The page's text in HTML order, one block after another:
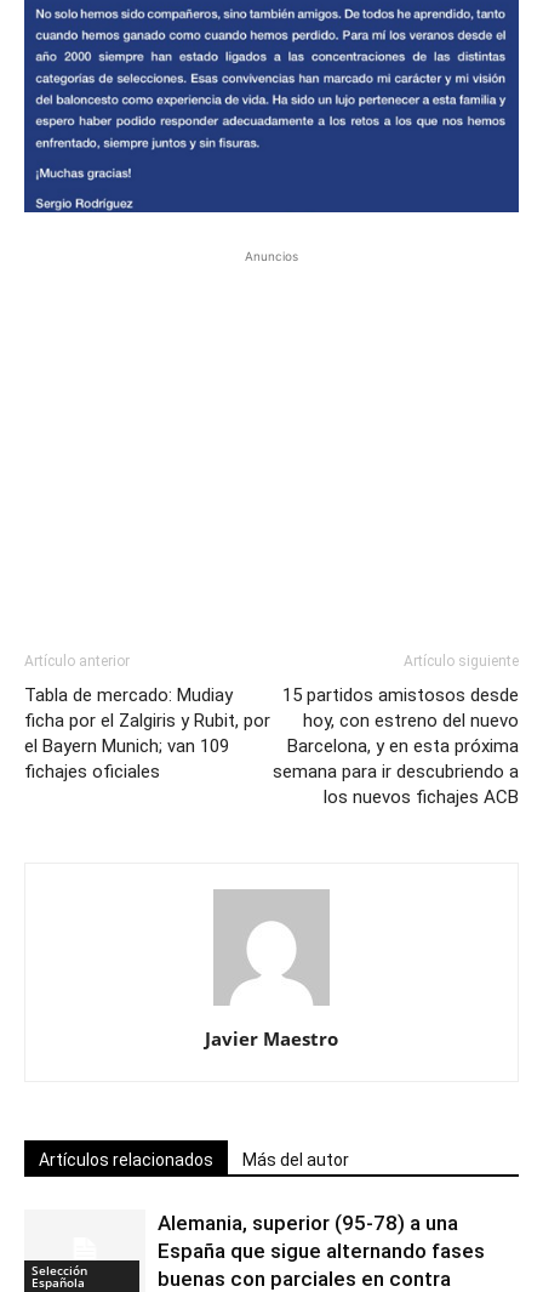
Anuncios
Artículo anterior
Tabla de mercado: Mudiay
ficha por el Zalgiris y Rubit, por
el Bayern Munich; van 109
fichajes oficiales
Artículo siguiente
15 partidos amistosos desde
hoy, con estreno del nuevo
Barcelona, y en esta próxima
semana para ir descubriendo a
los nuevos fichajes ACB
Javier Maestro
Artículos relacionados Más del autor
Selección
Española
Alemania, superior (95-78) a una
España que sigue alternando fases
buenas con parciales en contra